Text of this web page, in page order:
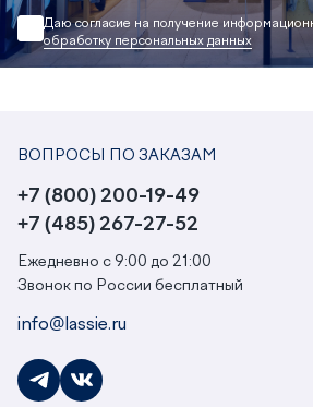
Даю согласие на получение
обработку персональных данных
ВОПРОСЫ ПО ЗАКАЗАМ
+7 (800) 200-19-49
+7 (485) 267-27-52
Ежедневно с 9:00 до 21:00
Звонок по России бесплатный
info@lassie.ru